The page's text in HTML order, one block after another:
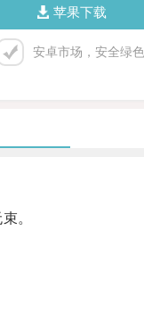
苹果下载
安卓市场，安全绿色
。